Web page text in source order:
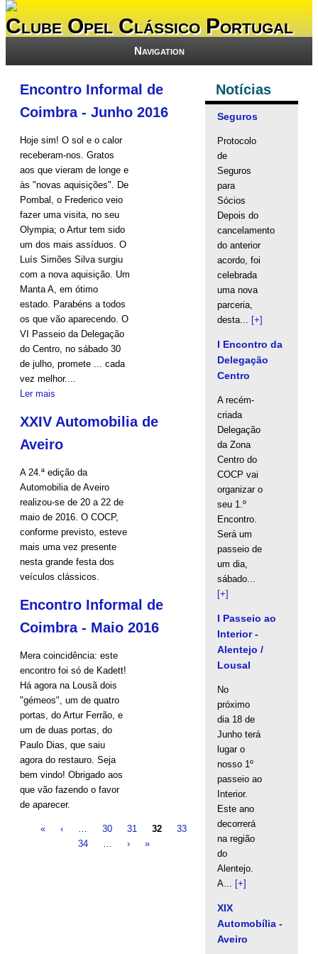
Clube Opel Clássico Portugal
Navigation
Encontro Informal de
Coimbra - Junho 2016
Hoje sim! O sol e o calor
receberam-nos. Gratos
aos que vieram de longe e
às "novas aquisições". De
Pombal, o Frederico veio
fazer uma visita, no seu
Olympia; o Artur tem sido
um dos mais assíduos. O
Luís Simões Silva surgiu
com a nova aquisição. Um
Manta A, em ótimo
estado. Parabéns a todos
os que vão aparecendo. O
VI Passeio da Delegação
do Centro, no sábado 30
de julho, promete ... cada
vez melhor....
Ler mais
XXIV Automobilia de
Aveiro
A 24.ª edição da
Automobilia de Aveiro
realizou-se de 20 a 22 de
maio de 2016. O COCP,
conforme previsto, esteve
mais uma vez presente
nesta grande festa dos
veículos clássicos.
Encontro Informal de
Coimbra - Maio 2016
Mera coincidência: este
encontro foi só de Kadett!
Há agora na Lousã dois
"gémeos", um de quatro
portas, do Artur Ferrão, e
um de duas portas, do
Paulo Dias, que saiu
agora do restauro. Seja
bem vindo! Obrigado aos
que vão fazendo o favor
de aparecer.
Pages
« ‹ 30 31 32
33
34
› »
Notícias
Seguros
Protocolo
de
Seguros
para
Sócios
Depois do
cancelamento
do anterior
acordo, foi
celebrada
uma nova
parceria,
desta...
[+]
I Encontro da
Delegação
Centro
A recém-
criada
Delegação
da Zona
Centro do
COCP vai
organizar o
seu 1.º
Encontro.
Será um
passeio de
um dia,
sábado...
[+]
I Passeio ao
Interior -
Alentejo /
Lousal
No
próximo
dia 18 de
Junho terá
lugar o
nosso 1º
passeio ao
Interior.
Este ano
decorrerá
na região
do
Alentejo.
A...
[+]
XIX
Automobília -
Aveiro